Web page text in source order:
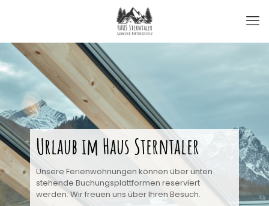
Urlaub im Haus Sterntaler
Unsere Ferienwohnungen können über unten
stehende Buchungsplattformen reserviert
werden. Wir freuen uns über Ihren Besuch.